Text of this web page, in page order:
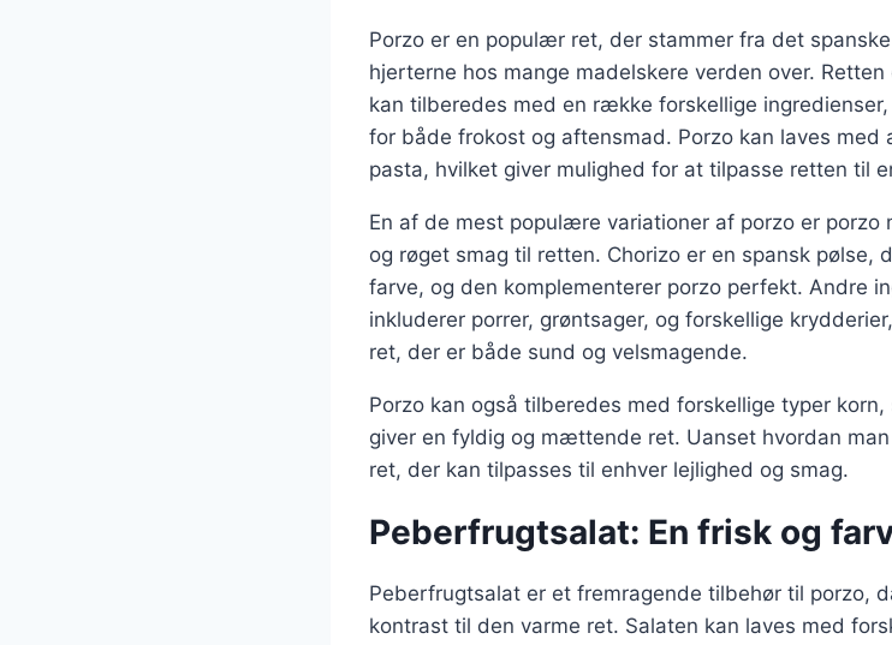
Porzo er en populær ret, der stammer fra det
hjerterne hos mange madelskere verden over.
kan tilberedes med en række forskellige
for både frokost og aftensmad. Porzo kan laves med
pasta, hvilket giver mulighed for at tilpasse retten til
En af de mest populære variationer af porzo er
og røget smag til retten. Chorizo er en spansk pølse,
farve, og den komplementerer porzo perfekt. Andre
inkluderer porrer, grøntsager, og forskellige
ret, der er både sund og velsmagende.
Porzo kan også tilberedes med forskellige typer
giver en fyldig og mættende ret. Uanset hvordan
ret, der kan tilpasses til enhver lejlighed og smag.
Peberfrugtsalat: En frisk og
Peberfrugtsalat er et fremragende tilbehør til porzo,
kontrast til den varme ret. Salaten kan laves med